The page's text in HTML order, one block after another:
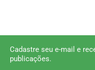
Cadastre seu e-mail e
publicações.